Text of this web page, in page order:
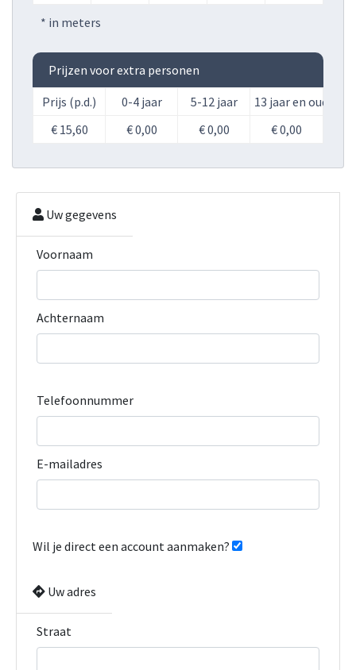
* in meters
Prijzen voor extra personen
Prijs (p.d.)
0-4 jaar 5-12 jaar
13 jaar en ouder
€ 15,60
€ 0,00 € 0,00 € 0,00
Uw gegevens
Voornaam
Achternaam
Telefoonnummer
E-mailadres
Wil je direct een account aanmaken?
Uw adres
Straat